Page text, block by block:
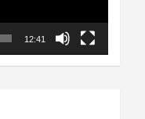
12:41